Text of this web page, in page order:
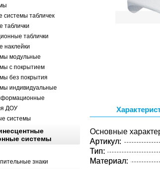
Основные
Артикул:
Тип:
Материал:
системы табличек
таблички
таблички
наклейки
модульные
с покрытием
без покрытия
индивидуальные
ДОУ
системы
системы
знаки